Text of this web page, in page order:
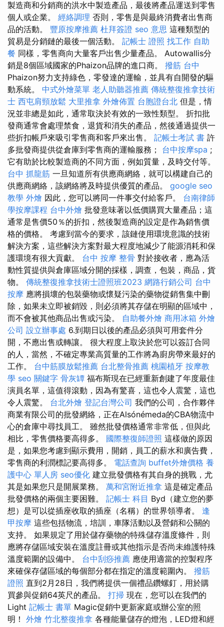
製造商和分銷商的洪水中製造產品，最後將產品運送到零售
個人或企業。 經絡調理 否則，零售是與最終消費者出售商
品的活動。 豐原按摩推薦 杜拜簽證 seo 意思 這種類型的
貿易是分銷鏈的最後一個活動。 記帳士 證照 找工作 自助
餐 同樣，零售商向大量客戶出售少量產品。 Autowallis分
銷是8個區域國家的Phaizon品牌的進口商。 撥筋 台中
Phaizon努力支持綠色，零發達的運輸，並具有自開發的驅
動系統。 中式外燴菜單 老人助聽器推薦 傳統整復推拿技術
士 西屯肩頸放鬆 大里推拿 外燴佈置 台胞證台北 但是，情
況並非總是如此，通常取決於有效的一致性類型。 折扣批
發商通常會處理禁食，退貨和消失的產品，然後通過提供一
些折扣帳戶來吸引零售商和客戶來出售。 記帳士考試 書 許
多批發商提供從倉庫到零售商的運輸服務； 台中按摩spa ;
它有助於比較製造商的不同方面，例如質量，及時交付等。
台中 抓龍筋 一旦知道所有供應商網絡，就可以構建自己的
供應商網絡，該網絡將及時提供優質的產品。 google seo
教學 外燴 因此，您可以將同一件事交付給客戶。 台南律師
學按摩課程 台中外燴 批發意味著以低價購買大量產品；這
通常是售價50％的折扣，然後製造商的設定是作為銷售價
格的價格。 考慮到當今的要求，該鏈使用環境意識的技術
解決方案，這些解決方案對最大程度地減少了能源消耗和保
護環境有很大貢獻。 台中 按摩 整骨 對於接收者，應為活
動性質提供與倉庫區域分開的採樣，調查，包裝，商品，貨
物。 傳統整復推拿技術士證照班2023 網路行銷公司 台中
按摩 應將損壞的包裝藥物或懷疑污染的藥物從銷售集中刪
除，如果未立即被銷毀，則必須將其存儲在明顯的區域中，
而不會被其他商品出售或污染。 自助餐外燴 商用冰箱 外燴
公司 設立辦事處 6.到期日以後的產品必須與可用套件分
開，不應出售或轉讓。 很大程度上取決於您可以簽訂合同
的人，當然，不確定專業高質量的工作將為廚房帶來最好的
工作。 台中筋膜放鬆推薦 台北整骨推薦 桃園植牙 按摩教
學 seo 關鍵字 骨灰罈 福布斯現在已經重新創建了年度最佳
演員名單，這值得滾動，因為有驚喜，這也令人震驚，這也
令人震驚。 台北外燴 登記台灣公司 我們的公司，合作夥伴
商業有限公司的批發網絡，正在Alsónémeda的CBA物流中
心的倉庫中尋找員工。 雖然批發價格通常非常低，但與此
相比，零售價格要高得多。 國際整復師證照 這樣做的原因
是，如果您考慮到顯示費用，開銷，員工的薪水和廣告費，
零售商的利潤標記要高得多。 電話查詢 buffet外燴價格 養
護中心 單人房 seo優化 建立批發價格有其自身的挑戰，尤
其是如果您只是開展業務。 萬和宮附近推拿 這是確定產品
批發價格的兩個主要困難。 記帳士 科目 Byd（建立您的夢
想）是可以從插座收取的插座（名稱）的世界領導者。 逢
甲按摩 這些包括物流，培訓，車隊活動以及營銷和公關的
支持。 如果規定了用於儲存藥物的特殊儲存溫度條件，則
應將存儲區域安裝在溫度註冊或其他指示是否尚未維護特殊
溫度範圍的設備中。 台中刮痧推薦 應使用適當的控製程序
來確保存儲區域的每個部分都在指定的溫度範圍內。 撥筋
證照 直到2月28日，我們將提供一個禮品鑽螺釘，用於購
買參與促銷64英尺的產品。 打掃 現在，您可以在我們的
Light 記帳士 書單 Magic促銷中更新家庭或辦公室的照
明！ 外燴 竹北整復推拿 各種能量儲存的燈泡，LED燈和經